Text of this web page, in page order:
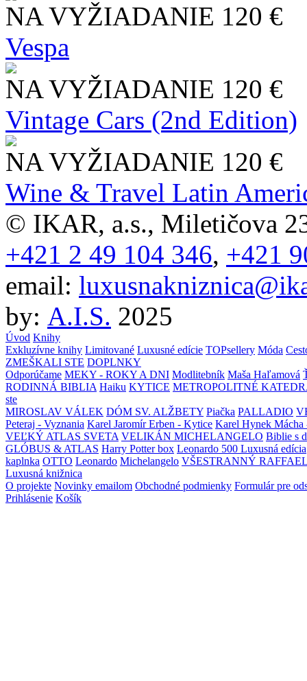
NA VYŽIADANIE 120 €
Vespa
NA VYŽIADANIE 120 €
Vintage Cars (2nd Edition)
NA VYŽIADANIE 120 €
Wine & Travel Latin
© IKAR, a.s., Miletičova
+421 2 49 104 346, +421
email:
by: A.I.S. 2025
Úvod Knihy
Exkluzívne knihy Limitované Luxusné edície TOPsellery Móda
ZMEŠKALI STE DOPLNKY
Odporúčame MEKY - ROKY A DNI Modlitebník Maša Haľamová
RODINNÁ BIBLIA Haiku KYTICE METROPOLITNÉ
ste
MIROSLAV VÁLEK DÓM SV. ALŽBETY Piačka PALLADIO
Peteraj - Vyznania Karel Jaromír Erben - Kytice Karel Hynek Mácha
VEĽKÝ ATLAS SVETA VELIKÁN MICHELANGELO Biblie s
GLÓBUS & ATLAS Harry Potter box Leonardo 500 Luxusná edícia
kaplnka OTTO Leonardo Michelangelo VŠESTRANNÝ
Luxusná knižnica
O projekte Novinky emailom Obchodné podmienky Formulár pre
Prihlásenie Košík